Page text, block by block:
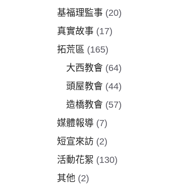
基福理監事 (20)
真實故事 (17)
拓荒區 (165)
大西教會 (64)
頭屋教會 (44)
造橋教會 (57)
媒體報導 (7)
短宣來訪 (2)
活動花絮 (130)
其他 (2)